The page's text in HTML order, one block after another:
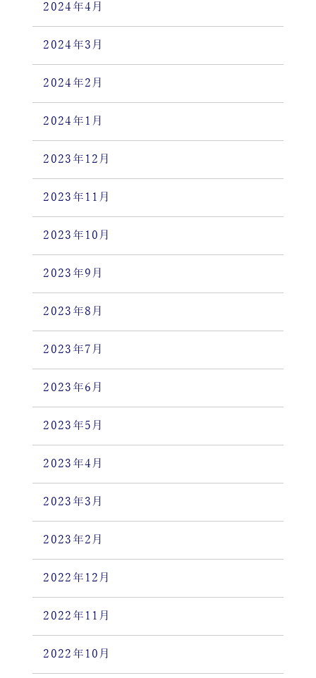
2024年4月
2024年3月
2024年2月
2024年1月
2023年12月
2023年11月
2023年10月
2023年9月
2023年8月
2023年7月
2023年6月
2023年5月
2023年4月
2023年3月
2023年2月
2022年12月
2022年11月
2022年10月